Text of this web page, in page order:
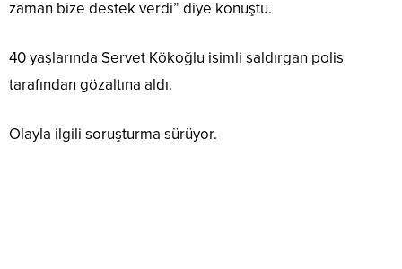
zaman bize destek verdi” diye konuştu.
40 yaşlarında Servet Kökoğlu isimli saldırgan polis
tarafından gözaltına aldı.
Olayla ilgili soruşturma sürüyor.